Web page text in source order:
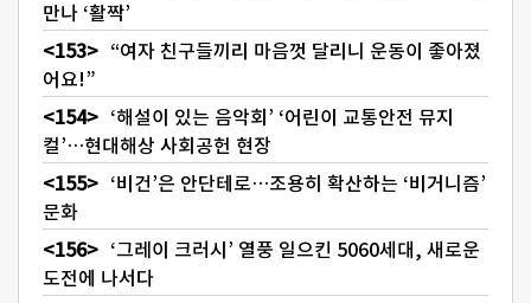
만나 ‘활짝’
“여자 친구들끼리 마음껏 달리니 운동이 좋아졌
어요!”
‘해설이 있는 음악회’ ‘어린이 교통안전 뮤지
컬’…현대해상 사회공헌 현장
‘비건’은 안단테로…조용히 확산하는 ‘비거니즘’
문화
‘그레이 크러시’ 열풍 일으킨 5060세대, 새로운
도전에 나서다